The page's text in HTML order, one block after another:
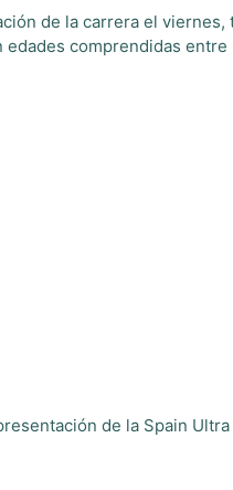
de la carrera el
edades comprendidas entre
de la Spain